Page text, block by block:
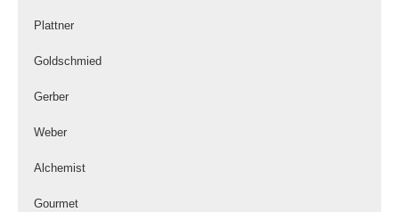
Plattner
Goldschmied
Gerber
Weber
Alchemist
Gourmet